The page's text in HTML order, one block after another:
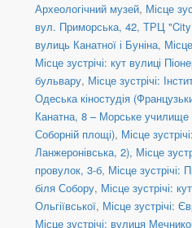
Археологічний музей, Місце
вул. Приморська, 42, ТРЦ "City
вулиць Канатної і Буніна,
Місце зустрічі: кут вулиці
бульвару, Місце зустрічі:
Одеська кіностудія
Канатна, 8 – Морське училище
Соборній площі), Місце
Ланжеронівська, 2), Місце
провулок, 3-б, Місце зустрічі:
біля Собору, Місце зустрічі:
Ольгіївської, Місце зустрічі:
Місце зустрічі: вулиця